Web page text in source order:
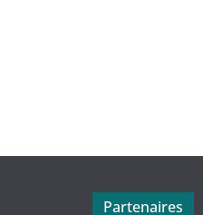
Partenaires